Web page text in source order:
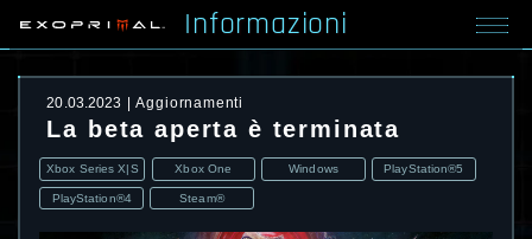
Informazioni
20.03.2023 Aggiornamenti
La beta aperta è terminata
Xbox Series X|S Xbox One Windows PlayStation®5
PlayStation®4 Steam®